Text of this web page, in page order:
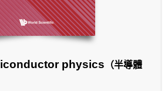
physics （半導體